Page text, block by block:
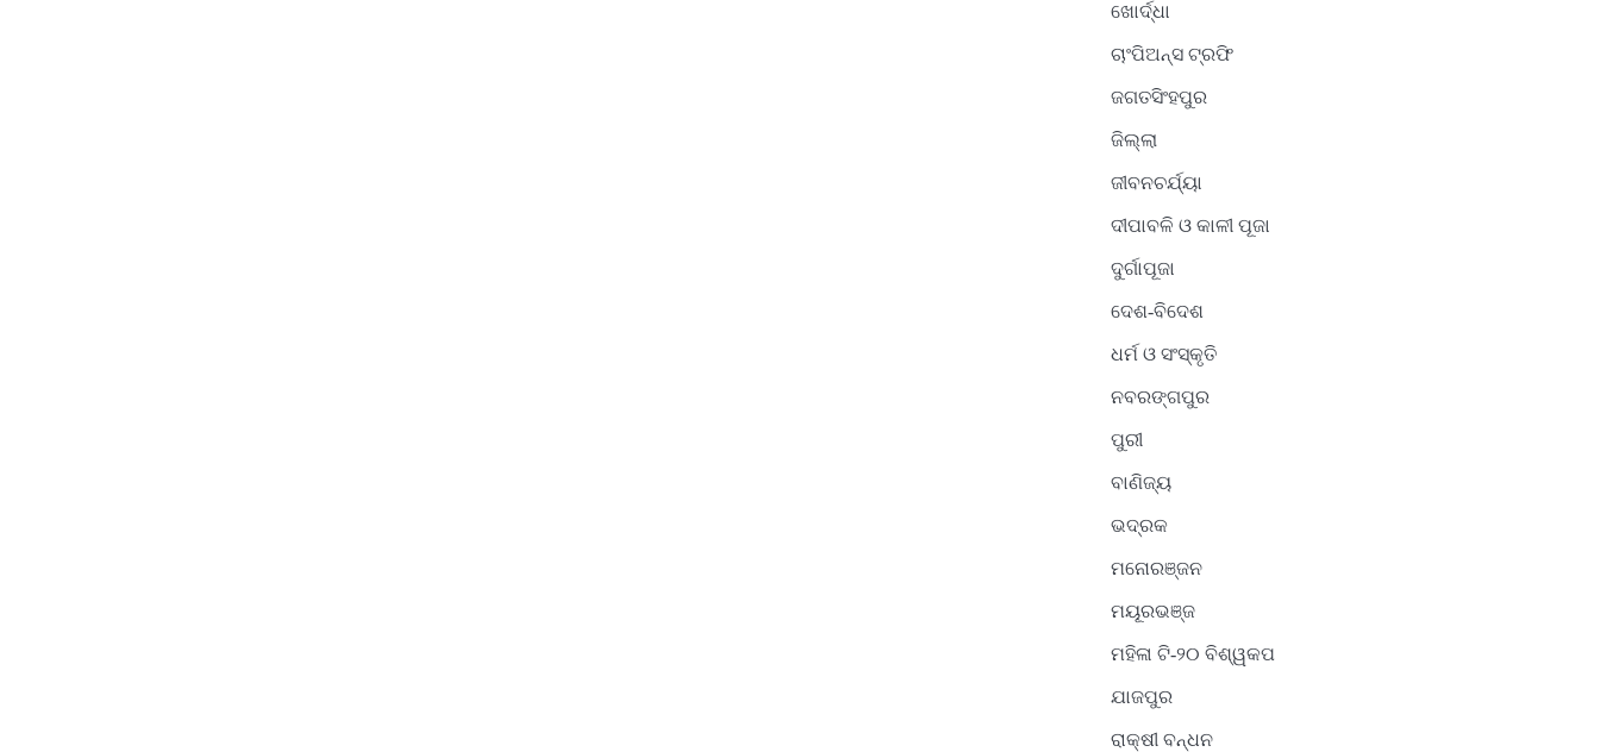
ଖୋର୍ଦ୍ଧା
ଚାଂପିଅନ୍ସ ଟ୍ରଫି
ଜଗତସିଂହପୁର
ଜିଲ୍ଲା
ଜୀବନଚର୍ଯ୍ୟା
ଦୀପାବଳି ଓ କାଳୀ ପୂଜା
ଦୁର୍ଗାପୂଜା
ଦେଶ-ବିଦେଶ
ଧର୍ମ ଓ ସଂସ୍କୃତି
ନବରଙ୍ଗପୁର
ପୁରୀ
ବାଣିଜ୍ୟ
ଭଦ୍ରକ
ମନୋରଞ୍ଜନ
ମୟୂରଭଞ୍ଜ
ମହିଳା ଟି-୨୦ ବିଶ୍ୱକପ
ଯାଜପୁର
ରାକ୍ଷୀ ବନ୍ଧନ